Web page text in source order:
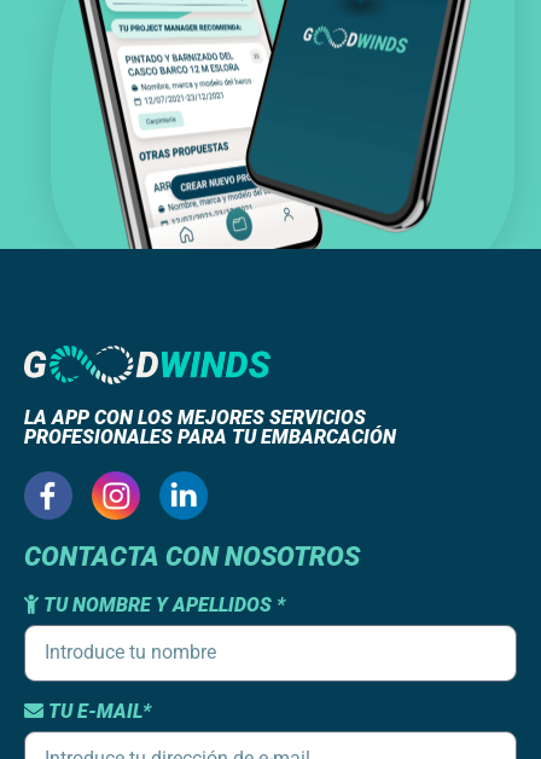
LA APP CON LOS MEJORES SERVICIOS
PROFESIONALES PARA TU EMBARCACIÓN
CONTACTA CON NOSOTROS
TU NOMBRE Y APELLIDOS *
TU E-MAIL*